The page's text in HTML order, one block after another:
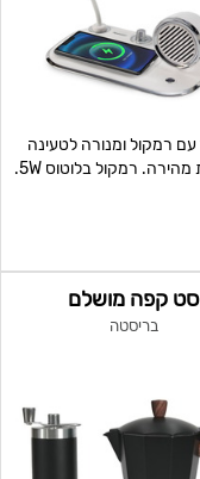
רמקול ומנורה לטעינה
אלחוטית מהירה. רמקול בלוטוס 5W.
סט קפה מושלם
בריסטה